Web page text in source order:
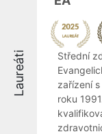
Laureáti
Střední
zařízení
roku